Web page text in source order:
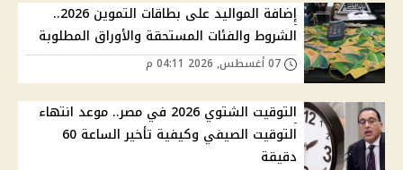
إضافة المواليد على بطاقات التموين 2026..
الشروط والفئات المستحقة والأوراق المطلوبة
التوقيت الشتوي 2026 في مصر.. موعد انتهاء
التوقيت الصيفي وكيفية تأخير الساعة 60
دقيقة